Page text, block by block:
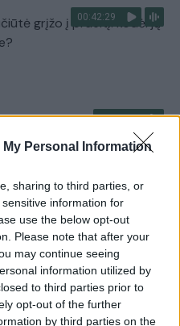
My Personal Information
sharing to third parties, or
information for
use the below opt-out
Please note that after your
may continue seeing
information utilized by
to third parties prior to
opt-out of the further
by third parties on the
00:42:29
grįžo į praeitį: kodėl jų
00:21:19